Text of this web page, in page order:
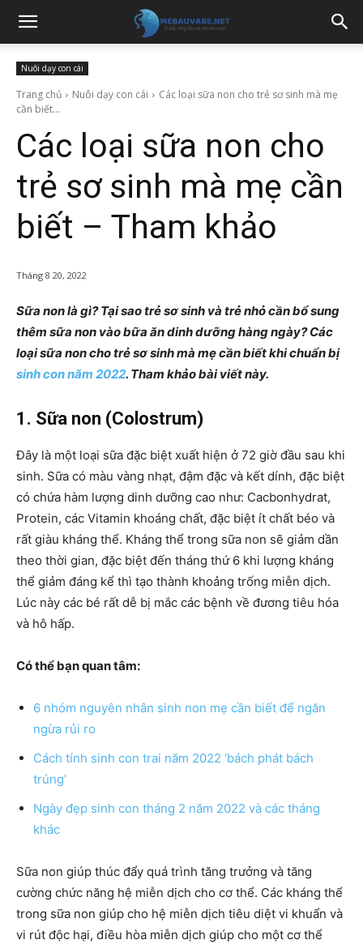
Nuôi dạy con cái
Trang chủ Nuôi dạy con cái
Các loại sữa non cho trẻ sơ sinh mà mẹ
cần biết...
Các loại sữa non cho
trẻ sơ sinh mà mẹ cần
biết – Tham khảo
Tháng 8 20, 2022
Sữa non là gì? Tại sao trẻ sơ sinh và trẻ nhỏ cần bổ sung
thêm sữa non vào bữa ăn dinh dưỡng hàng ngày? Các
loại sữa non cho trẻ sơ sinh mà mẹ cần biết khi chuẩn bị
sinh con năm 2022. Tham khảo bài viết này.
1. Sữa non (Colostrum)
Đây là một loại sữa đặc biệt xuất hiện ở 72 giờ đầu sau khi
sinh. Sữa có màu vàng nhạt, đậm đặc và kết dính, đặc biệt
có chứa hàm lượng dinh dưỡng cao như: Cacbonhydrat,
Protein, các Vitamin khoáng chất, đặc biệt ít chất béo và
rất giàu kháng thể. Kháng thể trong sữa non sẽ giảm dần
theo thời gian, đặc biệt đến tháng thứ 6 khi lượng kháng
thể giảm đáng kể thì tạo thành khoảng trống miễn dịch.
Lúc này các bé rất dễ bị mắc các bệnh về đương tiêu hóa
và hô hấp.
Có thể bạn quan tâm:
6 nhóm nguyên nhân sinh non mẹ cần biết để ngăn
ngừa rủi ro
Cách tính sinh con trai năm 2022 ‘bách phát bách
trúng’
Ngày đẹp sinh con tháng 2 năm 2022 và các tháng
khác
Sữa non giúp thúc đẩy quá trình tăng trưởng và tăng
cường chức năng hệ miễn dịch cho cơ thể. Các kháng thể
trong sữa non giúp cho hệ miễn dịch tiêu diệt vi khuẩn và
vi rút độc hại, điều hòa miễn dịch giúp cho một cơ thể